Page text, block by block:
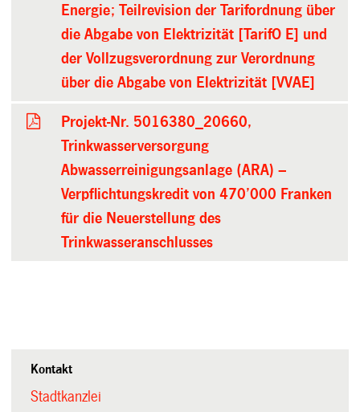
Energie; Teilrevision der Tarifordnung über
die Abgabe von Elektrizität [TarifO E] und
der Vollzugsverordnung zur Verordnung
über die Abgabe von Elektrizität [VVAE]
Projekt-Nr. 5016380_20660,
Trinkwasserversorgung
Abwasserreinigungsanlage (ARA) –
Verpflichtungskredit von 470’000 Franken
für die Neuerstellung des
Trinkwasseranschlusses
Kontakt
Stadtkanzlei